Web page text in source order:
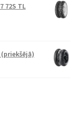
72S TL
(priekšējā)